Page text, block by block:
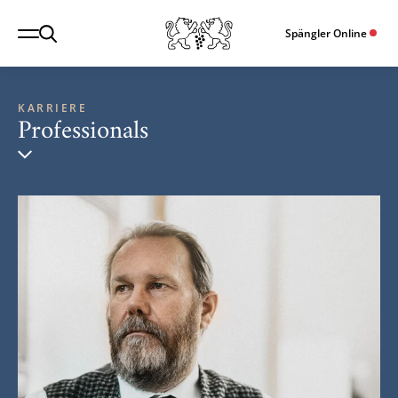
Spängler Online
KARRIERE
Professionals